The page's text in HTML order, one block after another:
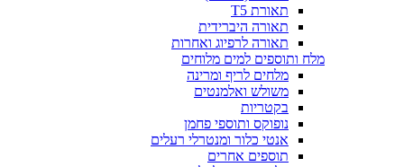
תאורת T5
תאורה היברידית
תאורה לרפיוג ואחרות
מלח ותוספים למים מלוחים
מלחים לריף ומרינה
משולש ואלמנטים
בקטריות
נופוקס ותוספי פחמן
אנטי כלור ומנטרלי רעלים
תוספים אחרים